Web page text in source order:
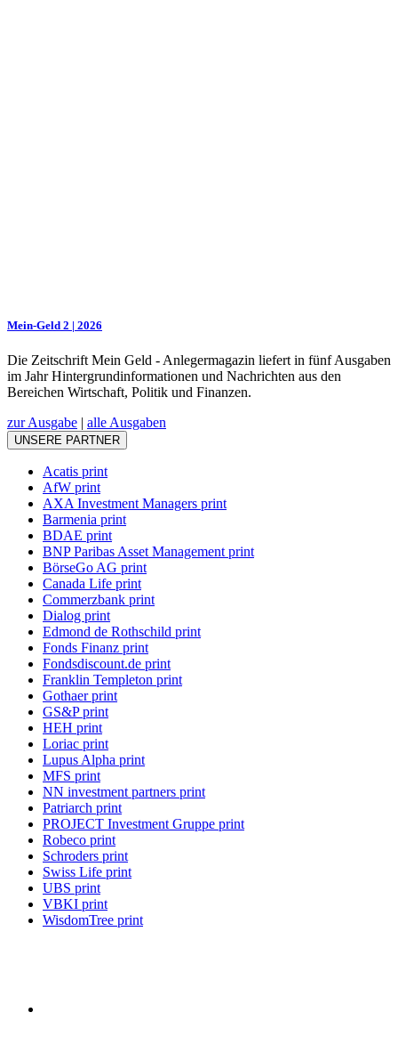
Mein-Geld 2 | 2026
Die Zeitschrift Mein Geld - Anlegermagazin liefert in fünf Ausgaben
im Jahr Hintergrundinformationen und Nachrichten aus den
Bereichen Wirtschaft, Politik und Finanzen.
zur Ausgabe | alle Ausgaben
UNSERE PARTNER
Acatis print
AfW print
AXA Investment Managers print
Barmenia print
BDAE print
BNP Paribas Asset Management print
BörseGo AG print
Canada Life print
Commerzbank print
Dialog print
Edmond de Rothschild print
Fonds Finanz print
Fondsdiscount.de print
Franklin Templeton print
Gothaer print
GS&P print
HEH print
Loriac print
Lupus Alpha print
MFS print
NN investment partners print
Patriarch print
PROJECT Investment Gruppe print
Robeco print
Schroders print
Swiss Life print
UBS print
VBKI print
WisdomTree print